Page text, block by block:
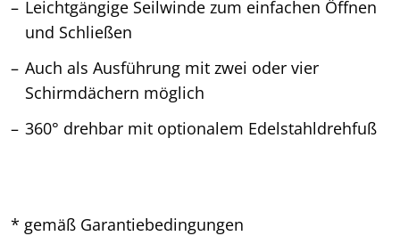
Leichtgängige Seilwinde zum einfachen Öffnen
und Schließen
Auch als Ausführung mit zwei oder vier
Schirmdächern möglich
360° drehbar mit optionalem Edelstahldrehfuß
* gemäß Garantiebedingungen